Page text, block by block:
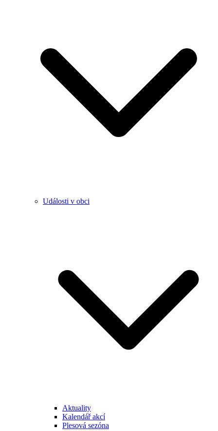
Události v obci
Aktuality
Kalendář akcí
Plesová sezóna